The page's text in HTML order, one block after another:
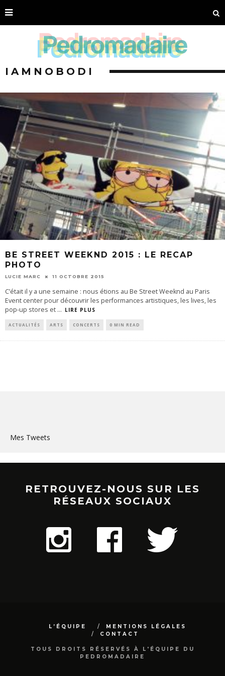
IAMNOBODI
BE STREET WEEKND 2015 : LE RECAP
PHOTO
LUCIE MARC 11 OCTOBRE 2015
C’était il y a une semaine : nous étions au Be Street Weeknd au Paris
Event center pour découvrir les performances artistiques, les lives, les
pop-up stores et ... LIRE PLUS
ACTUALITÉS ARTS CONCERTS 0 MIN READ
Mes Tweets
RETROUVEZ-NOUS SUR LES
RÉSEAUX SOCIAUX
L’ÉQUIPE
MENTIONS LÉGALES
CONTACT
TOUS DROITS RÉSERVÉS À L'ÉQUIPE DU
PEDROMADAIRE